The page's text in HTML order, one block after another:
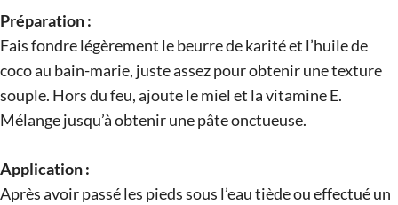
Préparation :
Fais fondre légèrement le beurre de karité et l’huile de
coco au bain-marie, juste assez pour obtenir une texture
souple. Hors du feu, ajoute le miel et la vitamine E.
Mélange jusqu’à obtenir une pâte onctueuse.
Application :
Après avoir passé les pieds sous l’eau tiède ou effectué un